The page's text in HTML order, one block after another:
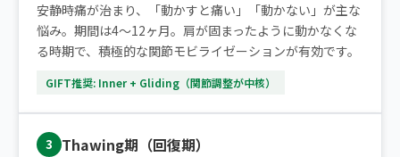
安静時痛が治まり、「動かすと痛い」「動かない」が主な
悩み。期間は4〜12ヶ月。肩が固まったように動かなくな
る時期で、積極的な関節モビライゼーションが有効です。
GIFT推奨: Inner + Gliding（関節調整が中核）
3 Thawing期（回復期）